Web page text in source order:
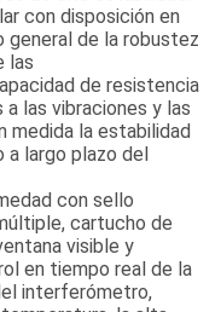
con disposición en
general de la robustez
las
de resistencia
las vibraciones y las
medida la estabilidad
largo plazo del
con sello
cartucho de
visible y
en tiempo real de la
interferómetro,